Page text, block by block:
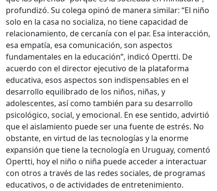
profundizó. Su colega opinó de manera similar: “El niño
solo en la casa no socializa, no tiene capacidad de
relacionamiento, de cercanía con el par. Esa interacción,
esa empatía, esa comunicación, son aspectos
fundamentales en la educación”, indicó Opertti. De
acuerdo con el director ejecutivo de la plataforma
educativa, esos aspectos son indispensables en el
desarrollo equilibrado de los niños, niñas, y
adolescentes, así como también para su desarrollo
psicológico, social, y emocional. En ese sentido, advirtió
que el aislamiento puede ser una fuente de estrés. No
obstante, en virtud de las tecnologías y la enorme
expansión que tiene la tecnología en Uruguay, comentó
Opertti, hoy el niño o niña puede acceder a interactuar
con otros a través de las redes sociales, de programas
educativos, o de actividades de entretenimiento.